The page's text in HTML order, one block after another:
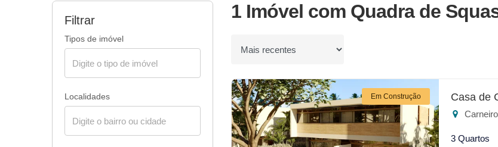
Filtrar
Tipos de imóvel
Localidades
1 Imóvel com Quadra de
Ordenar por
Em Construção Casa de
3 Quartos